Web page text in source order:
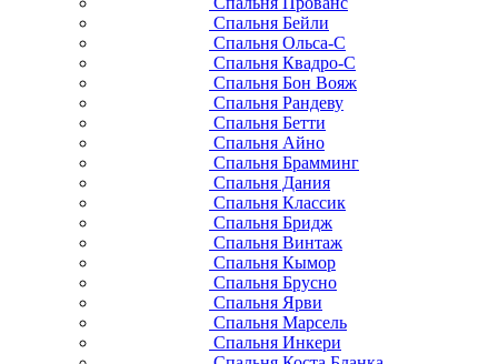
Спальня Бейли
Спальня Ольса-С
Спальня Квадро-С
Спальня Бон Вояж
Спальня Рандеву
Спальня Бетти
Спальня Айно
Спальня Брамминг
Спальня Дания
Спальня Классик
Спальня Бридж
Спальня Винтаж
Спальня Кымор
Спальня Брусно
Спальня Ярви
Спальня Марсель
Спальня Инкери